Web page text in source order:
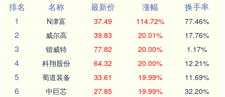
排名
名称 最新价 涨幅
换手率
1
N津富 37.49 114.72% 77.46%
2 威尔高 39.83 20.01% 17.76%
3 锴威特 77.82 20.00% 1.17%
4 科翔股份 64.32 20.00% 12.21%
5 蜀道装备 33.61 19.99% 11.69%
6 中巨芯 27.85 19.99% 32.20%